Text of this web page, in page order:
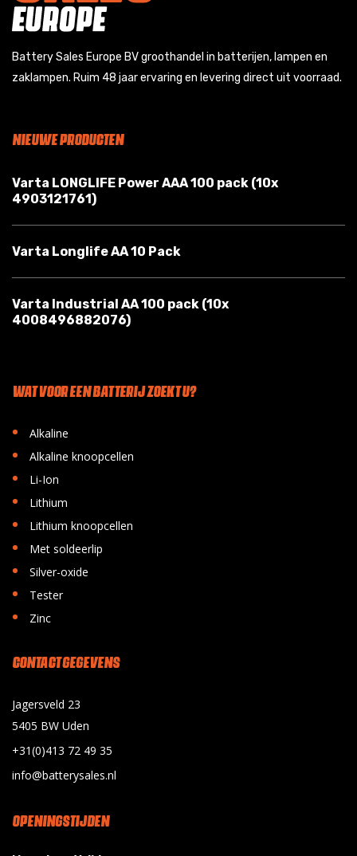
Battery Sales Europe BV groothandel in batterijen, lampen en
zaklampen. Ruim 48 jaar ervaring en levering direct uit voorraad.
NIEUWE PRODUCTEN
Varta LONGLIFE Power AAA 100 pack (10x
4903121761)
Varta Longlife AA 10 Pack
Varta Industrial AA 100 pack (10x
4008496882076)
WAT VOOR EEN BATTERIJ ZOEKT U?
• Alkaline
• Alkaline knoopcellen
• Li-Ion
• Lithium
• Lithium knoopcellen
• Met soldeerlip
• Silver-oxide
• Tester
• Zinc
CONTACT GEGEVENS
Jagersveld 23
5405 BW Uden
+31(0)413 72 49 35
info@batterysales.nl
OPENINGSTIJDEN